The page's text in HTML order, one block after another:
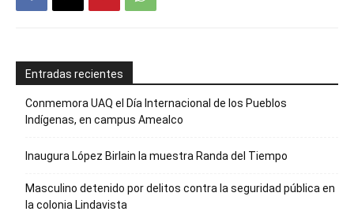
Entradas recientes
Conmemora UAQ el Día Internacional de los Pueblos
Indígenas, en campus Amealco
Inaugura López Birlain la muestra Randa del Tiempo
Masculino detenido por delitos contra la seguridad pública en
la colonia Lindavista